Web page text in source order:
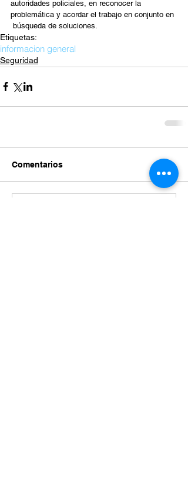
autoridades policiales, en reconocer la
problemática y acordar el trabajo en conjunto en
búsqueda de soluciones.
Etiquetas:
informacion general
Seguridad
Comentarios